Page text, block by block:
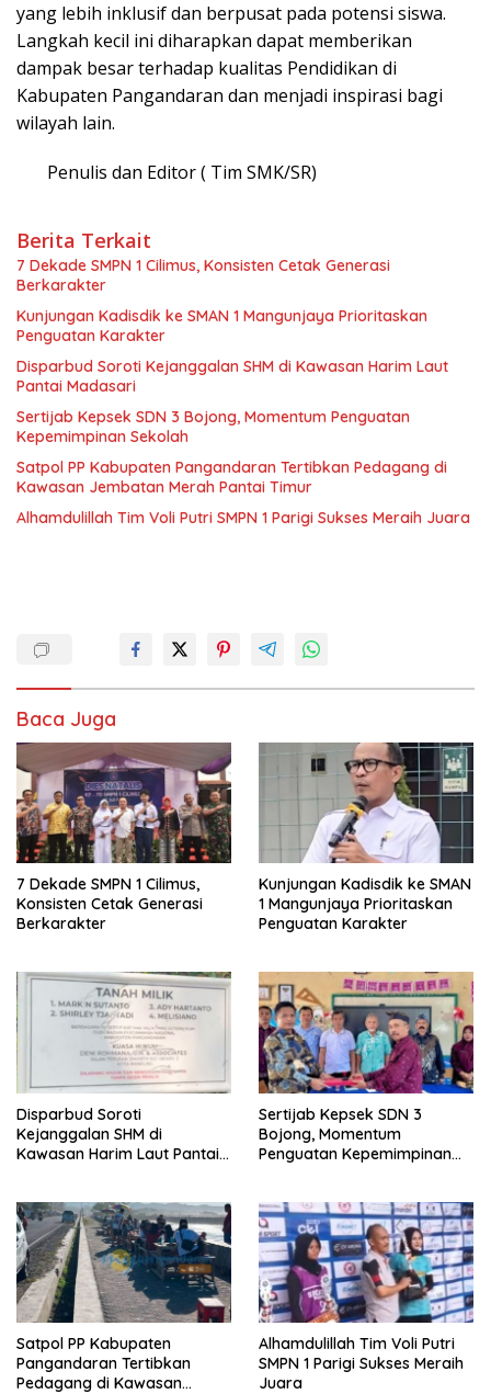
yang lebih inklusif dan berpusat pada potensi siswa.
Langkah kecil ini diharapkan dapat memberikan
dampak besar terhadap kualitas Pendidikan di
Kabupaten Pangandaran dan menjadi inspirasi bagi
wilayah lain.
Penulis dan Editor ( Tim SMK/SR)
Berita Terkait
7 Dekade SMPN 1 Cilimus, Konsisten Cetak Generasi
Berkarakter
Kunjungan Kadisdik ke SMAN 1 Mangunjaya Prioritaskan
Penguatan Karakter
Disparbud Soroti Kejanggalan SHM di Kawasan Harim Laut
Pantai Madasari
Sertijab Kepsek SDN 3 Bojong, Momentum Penguatan
Kepemimpinan Sekolah
Satpol PP Kabupaten Pangandaran Tertibkan Pedagang di
Kawasan Jembatan Merah Pantai Timur
Alhamdulillah Tim Voli Putri SMPN 1 Parigi Sukses Meraih Juara
Baca Juga
7 Dekade SMPN 1 Cilimus,
Konsisten Cetak Generasi
Berkarakter
Kunjungan Kadisdik ke SMAN
1 Mangunjaya Prioritaskan
Penguatan Karakter
Disparbud Soroti
Kejanggalan SHM di
Kawasan Harim Laut Pantai
Sertijab Kepsek SDN 3
Bojong, Momentum
Penguatan Kepemimpinan
Satpol PP Kabupaten
Pangandaran Tertibkan
Pedagang di Kawasan
Alhamdulillah Tim Voli Putri
SMPN 1 Parigi Sukses Meraih
Juara